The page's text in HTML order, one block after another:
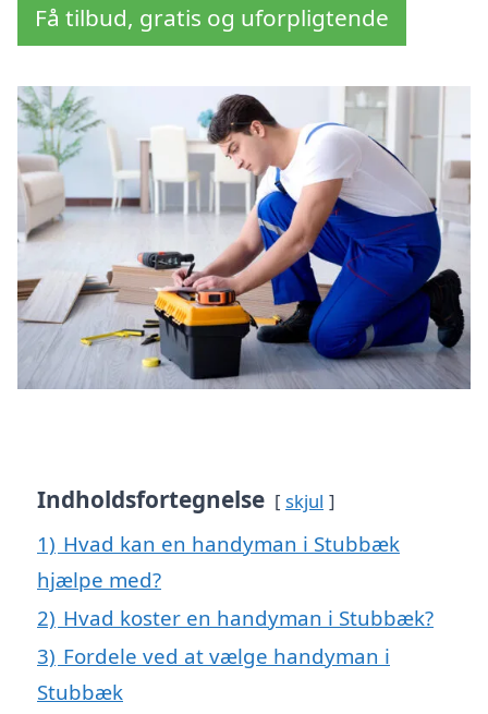
Få tilbud, gratis og uforpligtende
Indholdsfortegnelse skjul
1) Hvad kan en handyman i Stubbæk
hjælpe med?
2) Hvad koster en handyman i Stubbæk?
3) Fordele ved at vælge handyman i
Stubbæk